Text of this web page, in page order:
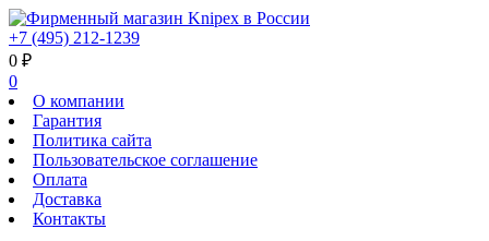
+7 (495) 212-1239
0 ₽
0
О компании
Гарантия
Политика сайта
Пользовательское соглашение
Оплата
Доставка
Контакты